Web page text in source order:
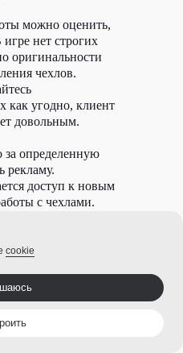
cookie
можно оценить,
нет строгих
оригинальности
чехлов.
как угодно, клиент
довольным.
за определенную
рекламу.
доступ к новым
с чехлами.